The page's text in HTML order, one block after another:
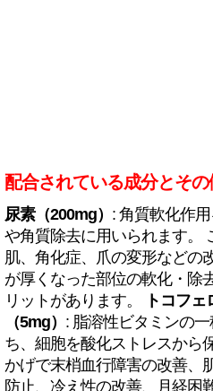
配合されている成分とその
尿素（200mg） : 角質軟化作
や角質除去に用いられます。
肌、角化症、爪の変形などの
が厚くなった部位の軟化・除
リットがあります。
トコフ
（5mg） : 脂溶性ビタミンの
ち、細胞を酸化ストレスから
かげで末梢血行障害の改善、
防止、冷え性の改善、月経困